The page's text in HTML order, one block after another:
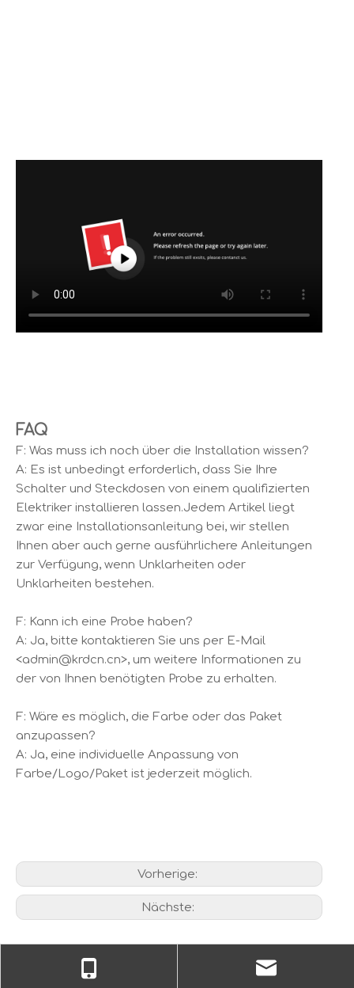
FAQ
F: Was muss ich noch über die Installation wissen?
A: Es ist unbedingt erforderlich, dass Sie Ihre
Schalter und Steckdosen von einem qualifizierten
Elektriker installieren lassen.Jedem Artikel liegt
zwar eine Installationsanleitung bei, wir stellen
Ihnen aber auch gerne ausführlichere Anleitungen
zur Verfügung, wenn Unklarheiten oder
Unklarheiten bestehen.
F: Kann ich eine Probe haben?
A: Ja, bitte kontaktieren Sie uns per E-Mail
<admin@krdcn.cn>, um weitere Informationen zu
der von Ihnen benötigten Probe zu erhalten.
F: Wäre es möglich, die Farbe oder das Paket
anzupassen?
A: Ja, eine individuelle Anpassung von
Farbe/Logo/Paket ist jederzeit möglich.
Vorherige:
Nächste: